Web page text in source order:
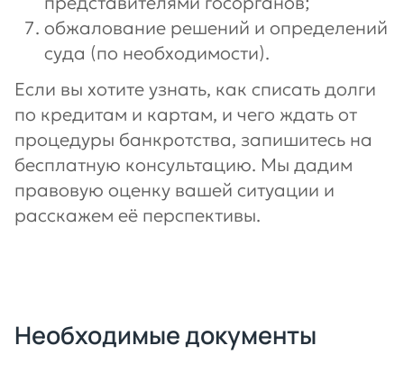
обжалование решений и определений
суда (по необходимости).
Если вы хотите узнать, как списать долги
по кредитам и картам, и чего ждать от
процедуры банкротства, запишитесь на
бесплатную консультацию. Мы дадим
правовую оценку вашей ситуации и
расскажем её перспективы.
Необходимые документы